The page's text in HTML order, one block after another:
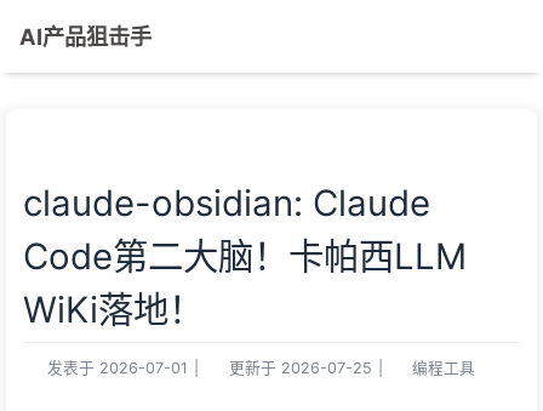
AI产品狙击手
claude-obsidian: Claude
Code第二大脑！卡帕西LLM
WiKi落地！
发表于 2026-07-01 更新于 2026-07-25 编程工具